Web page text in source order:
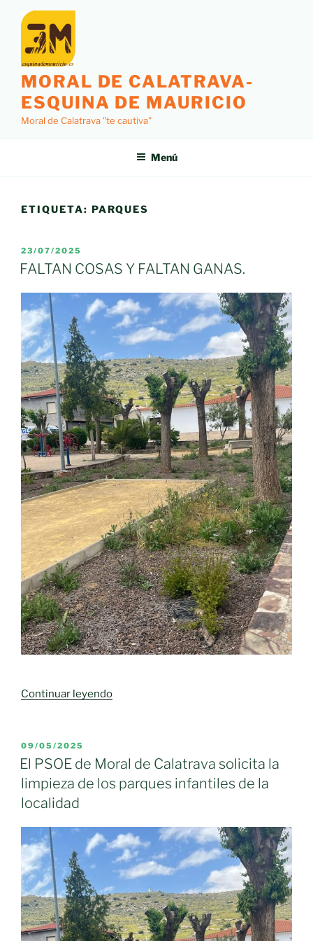
contenido
MORAL DE CALATRAVA-
ESQUINA DE MAURICIO
Moral de Calatrava "te cautiva"
Menú
ETIQUETA: PARQUES
PUBLICADO
EL
23/07/2025
FALTAN COSAS Y FALTAN GANAS.
Continuar leyendo«FALTAN
GANAS.»
PUBLICADO
EL
09/05/2025
El PSOE de Moral de Calatrava solicita la
limpieza de los parques infantiles de la
localidad